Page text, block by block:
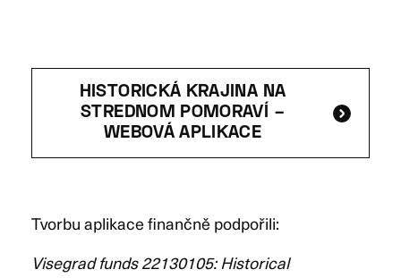
HISTORICKÁ KRAJINA NA
STREDNOM POMORAVÍ –
WEBOVÁ APLIKACE
Tvorbu aplikace finančně podpořili:
Visegrad funds 22130105: Historical